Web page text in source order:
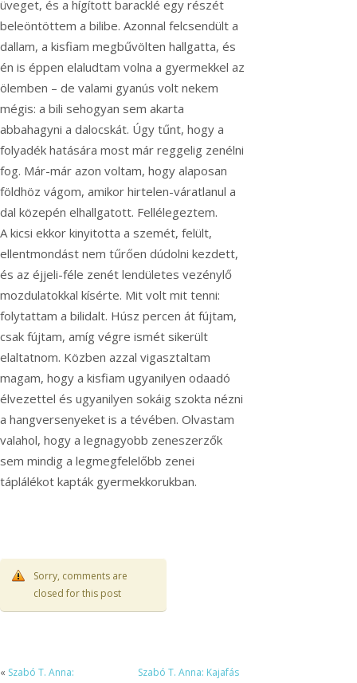
üveget, és a hígított baracklé egy részét
beleöntöttem a bilibe. Azonnal felcsendült a
dallam, a kisfiam megbűvölten hallgatta, és
én is éppen elaludtam volna a gyermekkel az
ölemben – de valami gyanús volt nekem
mégis: a bili sehogyan sem akarta
abbahagyni a dalocskát. Úgy tűnt, hogy a
folyadék hatására most már reggelig zenélni
fog. Már-már azon voltam, hogy alaposan
földhöz vágom, amikor hirtelen-váratlanul a
dal közepén elhallgatott. Fellélegeztem.
A kicsi ekkor kinyitotta a szemét, felült,
ellentmondást nem tűrően dúdolni kezdett,
és az éjjeli-féle zenét lendületes vezénylő
mozdulatokkal kísérte. Mit volt mit tenni:
folytattam a bilidalt. Húsz percen át fújtam,
csak fújtam, amíg végre ismét sikerült
elaltatnom. Közben azzal vigasztaltam
magam, hogy a kisfiam ugyanilyen odaadó
élvezettel és ugyanilyen sokáig szokta nézni
a hangversenyeket is a tévében. Olvastam
valahol, hogy a legnagyobb zeneszerzők
sem mindig a legmegfelelőbb zenei
táplálékot kapták gyermekkorukban.
Sorry, comments are
closed for this post
« Szabó T. Anna:
Szabó T. Anna: Kajafás